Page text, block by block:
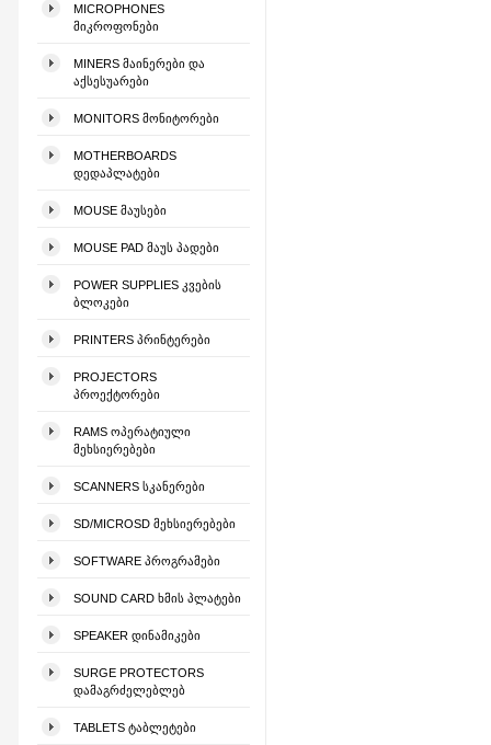
MICROPHONES
ᲛᲘᲙᲠᲝᲤᲝᲜᲔᲑᲘ
MINERS ᲛᲐᲘᲜᲔᲠᲔᲑᲘ ᲓᲐ
ᲐᲥᲡᲔᲡᲣᲐᲠᲔᲑᲘ
MONITORS ᲛᲝᲜᲘᲢᲝᲠᲔᲑᲘ
MOTHERBOARDS
ᲓᲔᲓᲐᲞᲚᲐᲢᲔᲑᲘ
MOUSE ᲛᲐᲣᲡᲔᲑᲘ
MOUSE PAD ᲛᲐᲣᲡ ᲞᲐᲓᲔᲑᲘ
POWER SUPPLIES ᲙᲕᲔᲑᲘᲡ
ᲑᲚᲝᲙᲔᲑᲘ
PRINTERS ᲞᲠᲘᲜᲢᲔᲠᲔᲑᲘ
PROJECTORS
ᲞᲠᲝᲔᲥᲢᲝᲠᲔᲑᲘ
RAMS ᲝᲞᲔᲠᲐᲢᲘᲣᲚᲘ
ᲛᲔᲮᲡᲘᲔᲠᲔᲑᲔᲑᲘ
SCANNERS ᲡᲙᲐᲜᲔᲠᲔᲑᲘ
SD/MICROSD ᲛᲔᲮᲡᲘᲔᲠᲔᲑᲔᲑᲘ
SOFTWARE ᲞᲠᲝᲒᲠᲐᲛᲔᲑᲘ
SOUND CARD ᲮᲛᲘᲡ ᲞᲚᲐᲢᲔᲑᲘ
SPEAKER ᲓᲘᲜᲐᲛᲘᲙᲔᲑᲘ
SURGE PROTECTORS
ᲓᲐᲛᲐᲒᲠᲫᲔᲚᲔᲑᲚᲔᲑ
TABLETS ᲢᲐᲑᲚᲔᲢᲔᲑᲘ